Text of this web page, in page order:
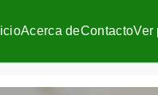
Acerca deContactoVer